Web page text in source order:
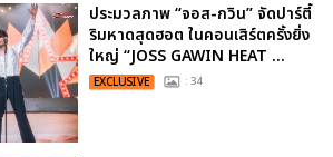
ประมวลภาพ “จอส-กวิน” จัดปาร์ตี้
ริมหาดสุดฮอต ในคอนเสิร์ตครั้งยิ่ง
ใหญ่ “JOSS GAWIN HEAT ...
EXCLUSIVE : 34